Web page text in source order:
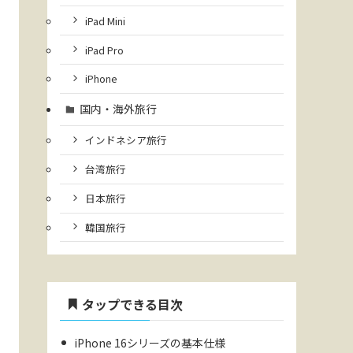
iPad Mini
iPad Pro
iPhone
国内・海外旅行
インドネシア旅行
台湾旅行
日本旅行
韓国旅行
タップできる目次
iPhone 16シリーズの基本仕様